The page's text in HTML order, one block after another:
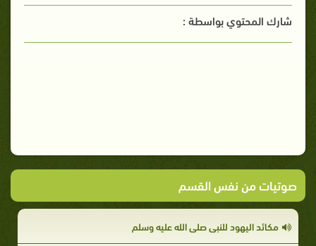
شارك المحتوي بواسطة :
صوتيات من نفس القسم
مكائد اليهود للنبى صلى الله عليه وسلم